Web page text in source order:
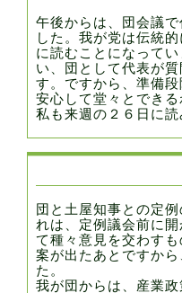
午後からは、団会議
した。我が党は伝統
に読むことになって
い、団として代表が
す。ですから、準備
安心して堂々とできる
私も来週の２６日に読
団と土屋知事との定
れは、定例議会前に
て種々意見を交わす
案が出たあとですか
た。
我が団からは、産業